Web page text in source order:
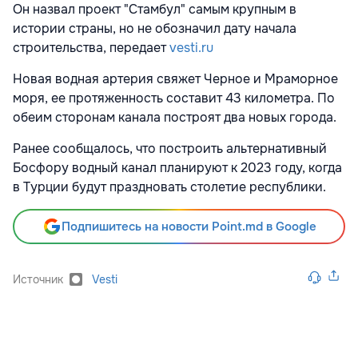
Он назвал проект "Стамбул" самым крупным в
истории страны, но не обозначил дату начала
строительства, передаетvesti.ru
Новая водная артерия свяжет Черное и Мраморное
моря, ее протяженность составит 43 километра. По
обеим сторонам канала построят два новых города.
Ранее сообщалось, что построить альтернативный
Босфору водный канал планируют к 2023 году, когда
в Турции будут праздновать столетие республики.
Подпишитесь на новости Point.md в Google
Источник Vesti